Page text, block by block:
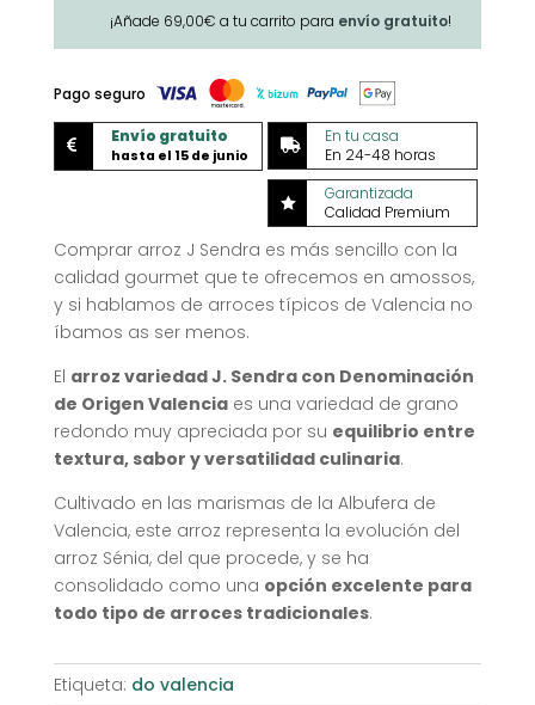
¡Añade 69,00€ a tu carrito para envío gratuito!
Pago seguro
 Envío gratuito
hasta el 15 de junio

En tu casa
En 24-48 horas

Garantizada
Calidad Premium
Comprar arroz J Sendra es más sencillo con la
calidad gourmet que te ofrecemos en amossos,
y si hablamos de arroces típicos de Valencia no
íbamos as ser menos.
El arroz variedad J. Sendra con Denominación
de Origen Valenciaes una variedad de grano
redondo muy apreciada por su equilibrio entre
textura, sabor y versatilidad culinaria.
Cultivado en las marismas de la Albufera de
Valencia, este arroz representa la evolución del
arroz Sénia, del que procede, y se ha
consolidado como una opción excelente para
todo tipo de arroces tradicionales.
Etiqueta: do valencia